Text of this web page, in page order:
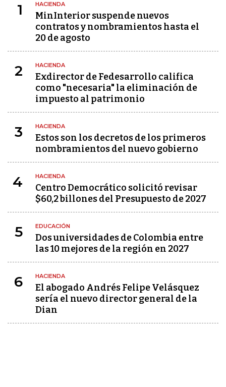
1 HACIENDA
MinInterior suspende nuevos
contratos y nombramientos hasta el
20 de agosto
2 HACIENDA
Exdirector de Fedesarrollo califica
como "necesaria" la eliminación de
impuesto al patrimonio
3 HACIENDA
Estos son los decretos de los primeros
nombramientos del nuevo gobierno
4 HACIENDA
Centro Democrático solicitó revisar
$60,2 billones del Presupuesto de 2027
5 EDUCACIÓN
Dos universidades de Colombia entre
las 10 mejores de la región en 2027
6 HACIENDA
El abogado Andrés Felipe Velásquez
sería el nuevo director general de la
Dian